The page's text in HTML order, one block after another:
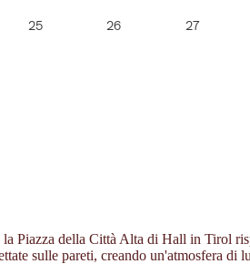
25 26 27
Piazza della Città Alta di Hall in Tirol
sulle pareti, creando un'atmosfera di